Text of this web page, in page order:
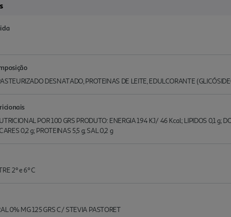
DESNATADO, PROTEINAS DE LEITE, EDULCORANTE
POR 100 GRS PRODUTO: ENERGIA 194 KJ/ 46 Kcal; LIPIDOS 0,1 g;
0,2 g; PROTEINAS 5,5 g; SAL 0,2 g
2º e 6º C
0% MG 125 GRS C/ STEVIA PASTORET